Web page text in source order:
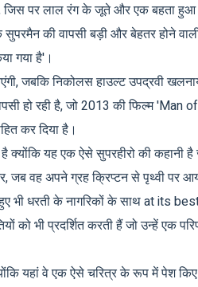
है, जिस पर लाल रंग के जूते और एक बहता
की वापसी बड़ी और बेहतर होने
गया है'।
जबकि निकोलस हाउल्ट उपद्रवी
हो रही है, जो 2013 की फिल्म 'Man
कर दिया है।
क्योंकि यह एक ऐसे सुपरहीरो की कहानी है
जब वह अपने ग्रह क्रिप्टन से पृथ्वी पर
भी धरती के नागरिकों के साथ at its
को भी प्रदर्शित करती हैं जो उन्हें एक
यहां वे एक ऐसे चरित्र के रूप में पेश